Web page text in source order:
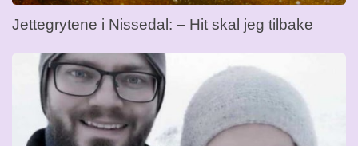
Jettegrytene i Nissedal: – Hit skal jeg tilbake